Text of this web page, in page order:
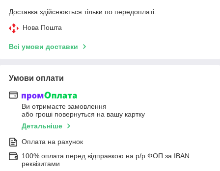
Доставка здійснюється тільки по передоплаті.
Нова Пошта
Всі умови доставки
Умови оплати
Ви отримаєте замовлення
або гроші повернуться на вашу картку
Детальніше
Оплата на рахунок
100% оплата перед відправкою на р/р ФОП за IBAN
реквізитами